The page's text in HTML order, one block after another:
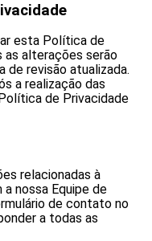
esta Política de
as alterações serão
de revisão atualizada.
a realização das
de Privacidade
relacionadas à
nossa Equipe de
de contato no
a todas as